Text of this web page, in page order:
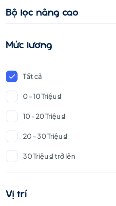
Bộ lọc nâng cao
Mức lương
Tất cả
0 - 10 Triệu ₫
10 - 20 Triệu ₫
20 - 30 Triệu ₫
30 Triệu ₫ trở lên
Vị trí